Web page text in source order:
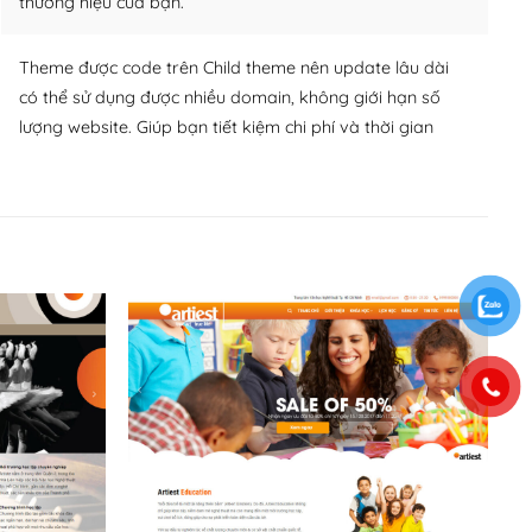
Theme được code trên Child theme nên update lâu dài
có thể sử dụng được nhiều domain, không giới hạn số
lượng website. Giúp bạn tiết kiệm chi phí và thời gian